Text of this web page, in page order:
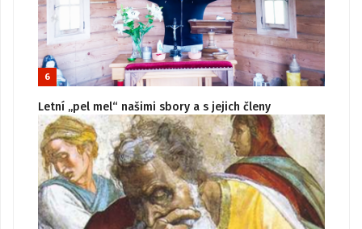
6
Letní „pel mel“ našimi sbory a s jejich členy